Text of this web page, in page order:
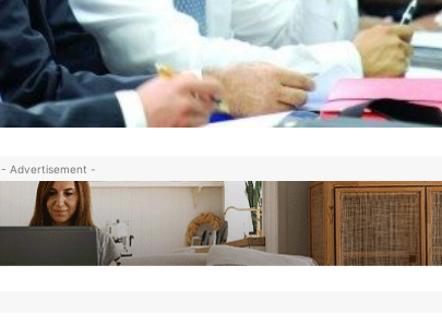
- Advertisement -